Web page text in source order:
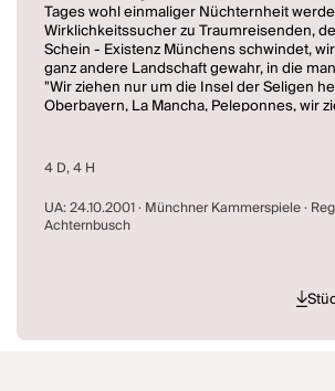
Tages wohl einmaliger Nüchternheit
Wirklichkeitssucher zu Traumreisenden,
Schein - Existenz Münchens schwindet,
ganz andere Landschaft gewahr, in die
"Wir ziehen nur um die Insel der Seligen
Oberbayern, La Mancha, Peleponnes, wir
Die dabei gesuchte und erhoffte
Hicks Ansicht wohl nur von einer
Jedenfalls nicht von seiner eigenen Frau
dienst ihres Mannes einen erbitterten
Münchner Kommunalreferat über die
seiner Göttin Daphne bleibt. "Wo du etwas
wahrnimmst, nimm es hin, verschließe es
4 D, 4 H
UA: 24.10.2001 · Münchner Kammerspiele ·
Achternbusch